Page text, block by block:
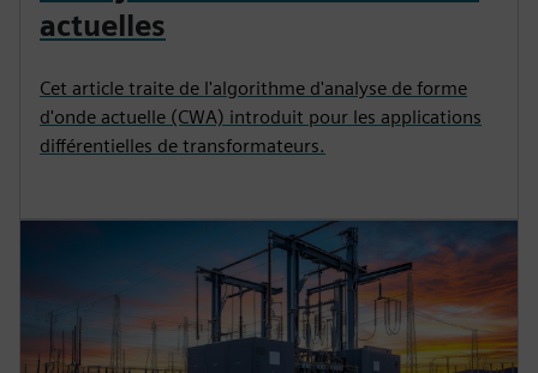
actuelles
Cet article traite de l'algorithme d'analyse de forme
d'onde actuelle (CWA) introduit pour les applications
différentielles de transformateurs.